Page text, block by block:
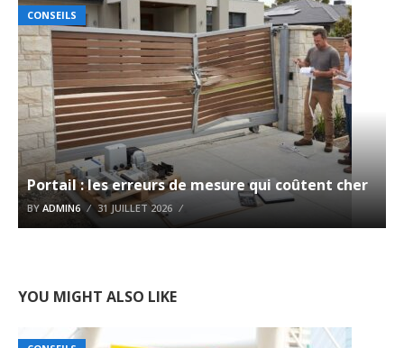
CONSEILS
Portail : les erreurs de mesure qui coûtent cher
BY ADMIN6 31 JUILLET 2026
YOU MIGHT ALSO LIKE